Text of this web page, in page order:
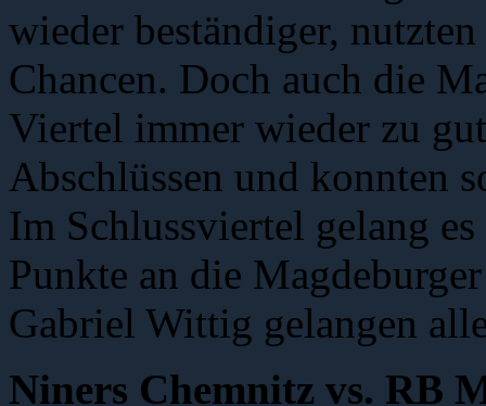
wieder beständiger,
Chancen. Doch auch die
Viertel immer wieder zu
Abschlüssen und konnten
Im Schlussviertel gelang
Punkte an die
Gabriel Wittig gelangen
Niners Chemnitz vs.